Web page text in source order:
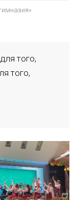
того,
того,